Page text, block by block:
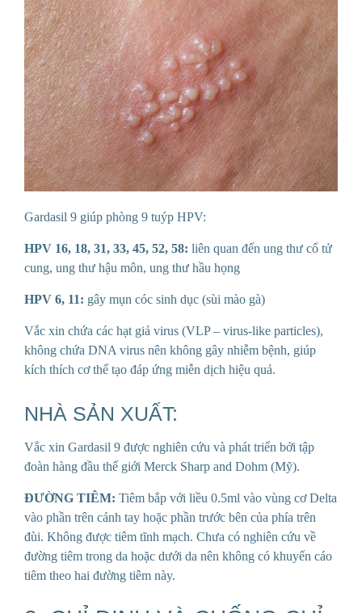
Gardasil 9 giúp phòng 9 tuýp HPV:
HPV 16, 18, 31, 33, 45, 52, 58: liên quan đến ung thư cổ tử
cung, ung thư hậu môn, ung thư hầu họng
HPV 6, 11: gây mụn cóc sinh dục (sùi mào gà)
Vắc xin chứa các hạt giả virus (VLP – virus-like particles),
không chứa DNA virus nên không gây nhiễm bệnh, giúp
kích thích cơ thể tạo đáp ứng miễn dịch hiệu quả.
NHÀ SẢN XUẤT:
Vắc xin Gardasil 9 được nghiên cứu và phát triển bởi tập
đoàn hàng đầu thế giới Merck Sharp and Dohm (Mỹ).
ĐƯỜNG TIÊM: Tiêm bắp với liều 0.5ml vào vùng cơ Delta
vào phần trên cánh tay hoặc phần trước bên của phía trên
đùi. Không được tiêm tĩnh mạch. Chưa có nghiên cứu về
đường tiêm trong da hoặc dưới da nên không có khuyến cáo
tiêm theo hai đường tiêm này.